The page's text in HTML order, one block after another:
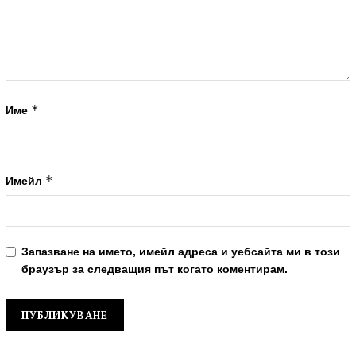
Име *
Имейл *
Запазване на името, имейл адреса и уебсайта ми в този
браузър за следващия път когато коментирам.